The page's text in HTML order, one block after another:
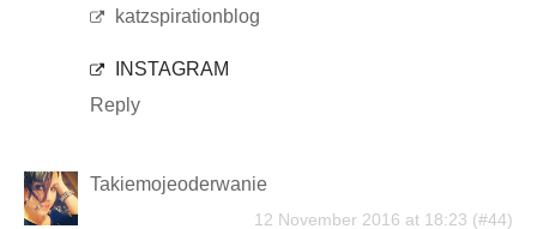
katzspirationblog
INSTAGRAM
Reply
Takiemojeoderwanie
12 November 2016 at 18:23